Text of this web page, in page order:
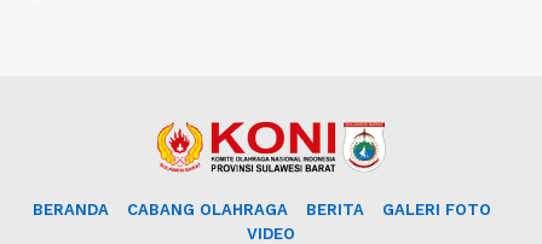
BERANDA CABANG OLAHRAGA BERITA
GALERI FOTO
VIDEO